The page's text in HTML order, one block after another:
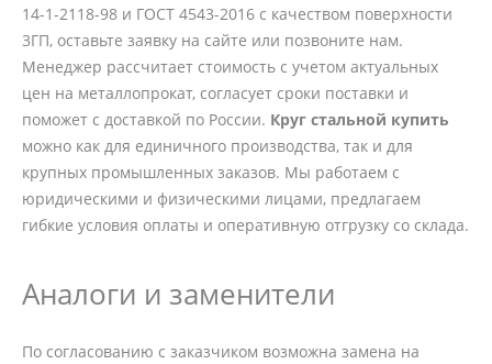
14-1-2118-98 и ГОСТ 4543-2016 с качеством поверхности
3ГП, оставьте заявку на сайте или позвоните нам.
Менеджер рассчитает стоимость с учетом актуальных
цен на металлопрокат, согласует сроки поставки и
поможет с доставкой по России. Круг стальной купить
можно как для единичного производства, так и для
крупных промышленных заказов. Мы работаем с
юридическими и физическими лицами, предлагаем
гибкие условия оплаты и оперативную отгрузку со склада.
Аналоги и заменители
По согласованию с заказчиком возможна замена на